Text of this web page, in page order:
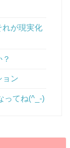
れが現実化
ョン
ってね(^_-)